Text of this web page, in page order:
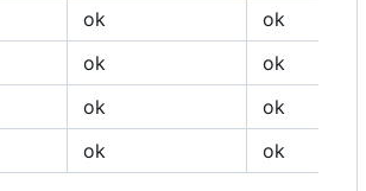
ok ok
ok ok
ok ok
ok ok